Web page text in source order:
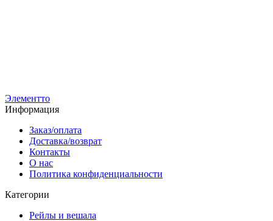
Элементто
Информация
Заказ/оплата
Доставка/возврат
Контакты
О нас
Политика конфиденциальности
Категории
Рейлы и вешала